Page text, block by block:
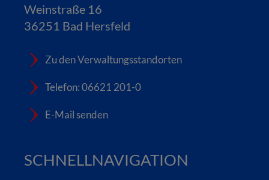
Weinstraße 16
36251 Bad Hersfeld
Zu den Verwaltungsstandorten
Telefon: 06621 201-0
E-Mail senden
SCHNELLNAVIGATION